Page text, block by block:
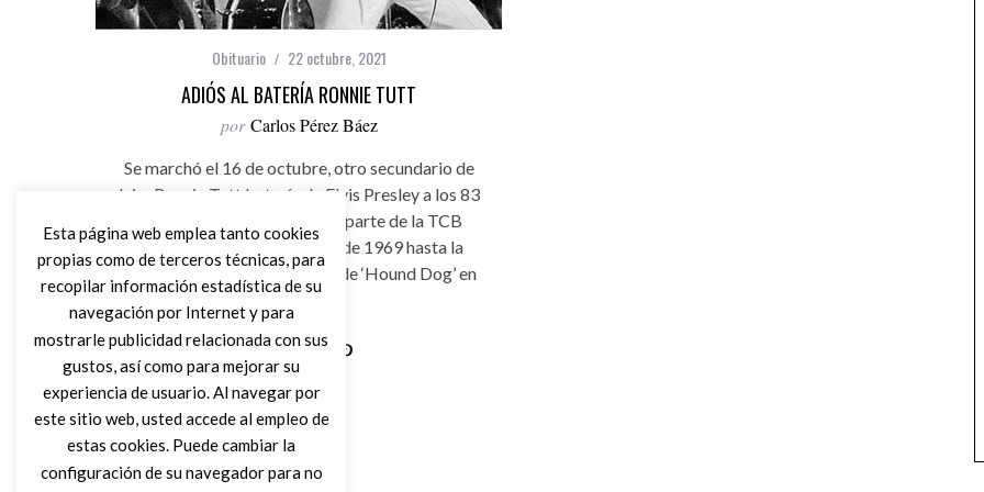
Obituario 22 octubre, 2021
ADIÓS AL BATERÍA RONNIE TUTT
por Carlos Pérez Báez
Se marchó el 16 de octubre, otro secundario de
lujo: Ronnie Tutt batería de Elvis Presley a los 83
años de edad. Ronnie formó parte de la TCB
Band de Elvis desde agosto de 1969 hasta la
muerte del creador de éxitos de ‘Hound Dog’ en
1977.
Leer Más
Esta página web emplea tanto cookies
propias como de terceros técnicas, para
recopilar información estadística de su
navegación por Internet y para
mostrarle publicidad relacionada con sus
gustos, así como para mejorar su
experiencia de usuario. Al navegar por
este sitio web, usted accede al empleo de
estas cookies. Puede cambiar la
configuración de su navegador para no